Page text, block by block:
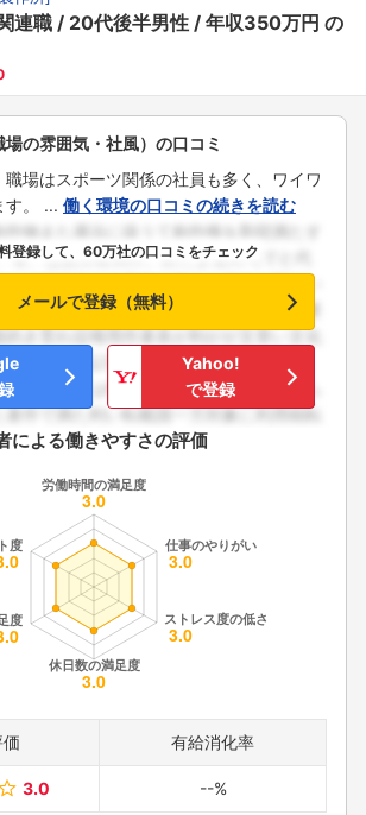
連職 20代後半男性 年収350万円 の
の雰囲気・社風）の口コミ
職場はスポーツ関係の社員も多く、ワイワ
す。 ... 働く環境の口コミの続きを読む
登録して、60万社の口コミをチェック
メールで登録（無料）
Yahoo!
で登録
による働きやすさの評価
有給消化率
3.0 --%